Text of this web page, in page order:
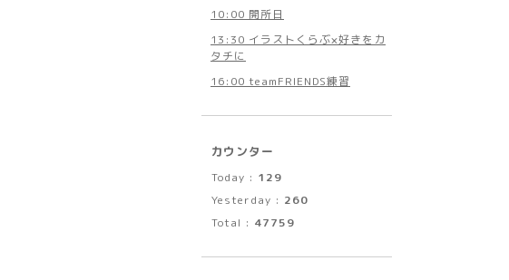
10:00 開所日
13:30 イラストくらぶ×好きをカ
タチに
16:00 teamFRIENDS練習
カウンター
Today : 129
Yesterday : 260
Total : 47759